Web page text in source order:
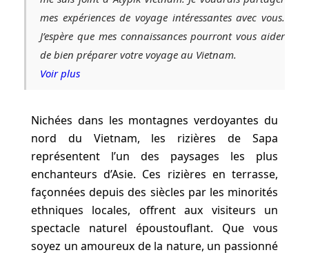
mes expériences de voyage intéressantes avec vous.
J’espère que mes connaissances pourront vous aider
de bien préparer votre voyage au Vietnam.
Voir plus
Nichées dans les montagnes verdoyantes du
nord du Vietnam, les rizières de Sapa
représentent l’un des paysages les plus
enchanteurs d’Asie. Ces rizières en terrasse,
façonnées depuis des siècles par les minorités
ethniques locales, offrent aux visiteurs un
spectacle naturel époustouflant. Que vous
soyez un amoureux de la nature, un passionné